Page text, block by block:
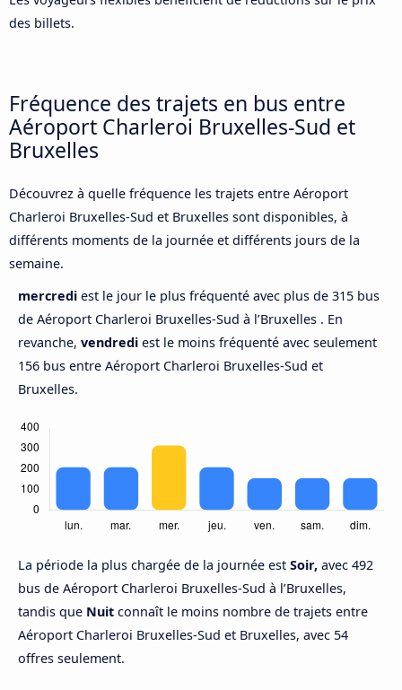
des billets.
Fréquence des trajets en bus entre
Aéroport Charleroi Bruxelles-Sud et
Bruxelles
Découvrez à quelle fréquence les trajets entre Aéroport
Charleroi Bruxelles-Sud et Bruxelles sont disponibles, à
différents moments de la journée et différents jours de la
semaine.
mercredi est le jour le plus fréquenté avec plus de 315 bus
de Aéroport Charleroi Bruxelles-Sud à l’Bruxelles . En
revanche, vendredi est le moins fréquenté avec seulement
156 bus entre Aéroport Charleroi Bruxelles-Sud et
Bruxelles.
La période la plus chargée de la journée est Soir, avec 492
bus de Aéroport Charleroi Bruxelles-Sud à l’Bruxelles,
tandis que Nuit connaît le moins nombre de trajets entre
Aéroport Charleroi Bruxelles-Sud et Bruxelles, avec 54
offres seulement.